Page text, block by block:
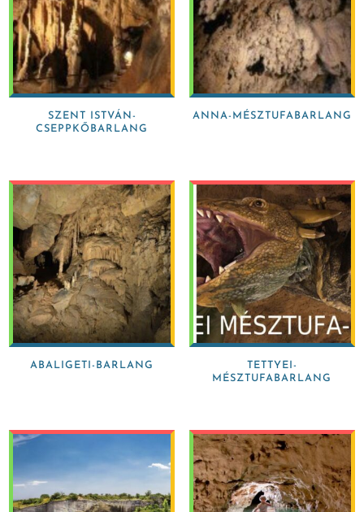
SZENT ISTVÁN-
CSEPPKŐBARLANG
ANNA-MÉSZTUFABARLANG
ABALIGETI-BARLANG
TETTYEI-
MÉSZTUFABARLANG